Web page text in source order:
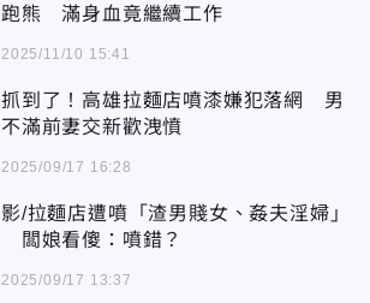
跑熊 滿身血竟繼續工作
2025/11/10 15:41
抓到了！高雄拉麵店噴漆嫌犯落網 男
不滿前妻交新歡洩憤
2025/09/17 16:28
影/拉麵店遭噴「渣男賤女、姦夫淫婦」
闆娘看傻：噴錯？
2025/09/17 13:37